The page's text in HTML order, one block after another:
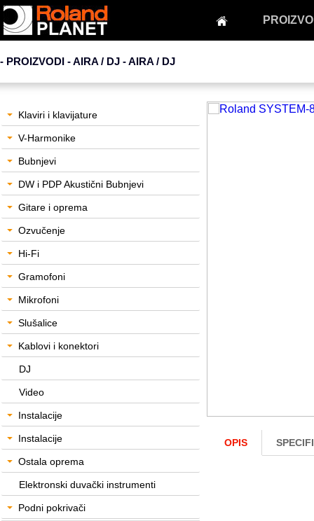
- PROIZVODI - AIRA / DJ -AIRA / DJ
Klaviri i klavijature
V-Harmonike
Bubnjevi
DW i PDP Akustični Bubnjevi
Gitare i oprema
Ozvučenje
Hi-Fi
Gramofoni
Mikrofoni
Slušalice
Kablovi i konektori
DJ
Video
Instalacije
Instalacije
Ostala oprema
Elektronski duvački instrumenti
Podni pokrivači
OPIS